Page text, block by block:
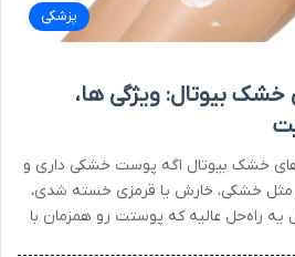
پزشکی
بیوتال: ویژگی ها،
خشک بیوتال اگه پوست خشکی داری و
مثل خشکی، خارش یا قرمزی خسته شدی،
راه‌حل عالیه که پوستت رو همزمان با